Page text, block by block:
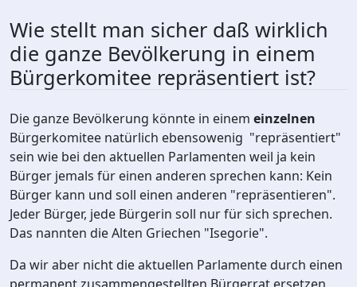
Wie stellt man sicher daß wirklich
die ganze Bevölkerung in einem
Bürgerkomitee repräsentiert ist?
Die ganze Bevölkerung könnte in einem einzelnen
Bürgerkomitee natürlich ebensowenig "repräsentiert"
sein wie bei den aktuellen Parlamenten weil ja kein
Bürger jemals für einen anderen sprechen kann: Kein
Bürger kann und soll einen anderen "repräsentieren".
Jeder Bürger, jede Bürgerin soll nur für sich sprechen.
Das nannten die Alten Griechen "Isegorie".
Da wir aber nicht die aktuellen Parlamente durch einen